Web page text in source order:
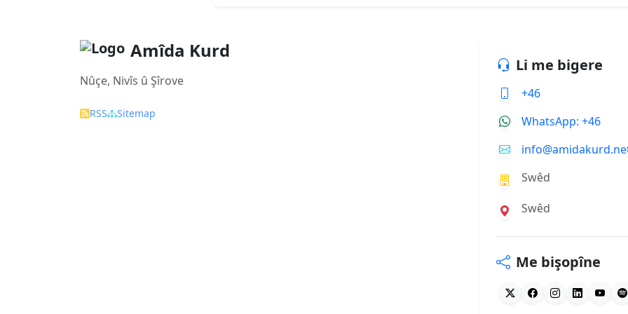
Amîda Kurd
Nûçe, Nivîs û Şîrove
RSS Sitemap
Li me bigere
+46
WhatsApp: +46
Swêd
Swêd
Me bişopîne